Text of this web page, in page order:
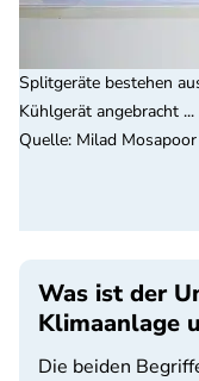
Splitgeräte bestehen
Kühlgerät angebracht ...
Quelle: Milad
Was ist der
Klimaanlage
Die beiden